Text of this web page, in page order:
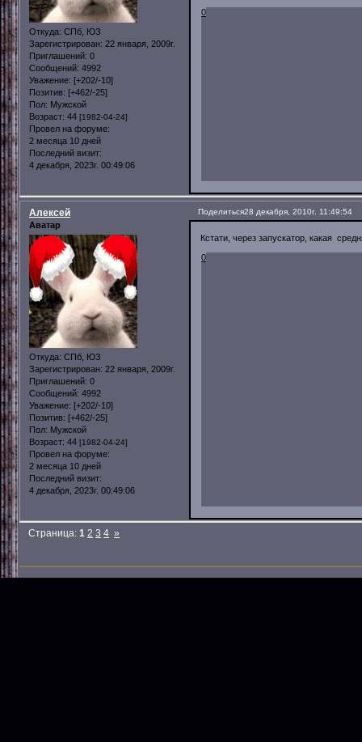
Откуда: СПб, ЮЗ
Зарегистрирован: 22 января, 2009г.
Приглашений: 0
Сообщений: 4992
Уважение: [+202/-10]
Позитив: [+462/-25]
Пол: Мужской
Возраст: 44 [1982-04-24]
Провел на форуме:
2 месяца 10 дней
Последний визит:
4 декабря, 2023г. 00:49:06
0
Поделиться28 декабря, 2010г. 11:49:54
Алексей
Аватар
Откуда: СПб, ЮЗ
Зарегистрирован: 22 января, 2009г.
Приглашений: 0
Сообщений: 4992
Уважение: [+202/-10]
Позитив: [+462/-25]
Пол: Мужской
Возраст: 44 [1982-04-24]
Провел на форуме:
2 месяца 10 дней
Последний визит:
4 декабря, 2023г. 00:49:06
Кстати, через запускатор, какая
0
Страница:1 2 3 4 »